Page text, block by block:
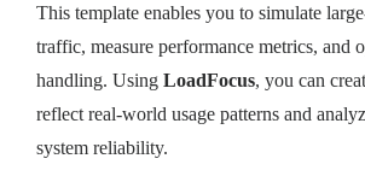
This template enables you to simulate
traffic, measure performance metrics, and
handling. Using LoadFocus, you can
reflect real-world usage patterns and
system reliability.